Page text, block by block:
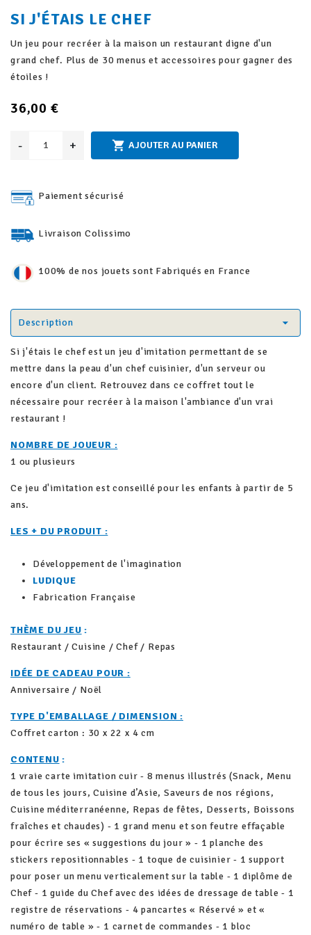
SI J'ÉTAIS LE CHEF
Un jeu pour recréer à la maison un restaurant digne d'un
grand chef. Plus de 30 menus et accessoires pour gagner des
étoiles !
36,00 €
- +  AJOUTER AU PANIER
Paiement sécurisé
Livraison Colissimo
100% de nos jouets sont Fabriqués en France
Description
Si j'étais le chef est un jeu d'imitation permettant de se
mettre dans la peau d'un chef cuisinier, d'un serveur ou
encore d'un client. Retrouvez dans ce coffret tout le
nécessaire pour recréer à la maison l'ambiance d'un vrai
restaurant !
NOMBRE DE JOUEUR :
1 ou plusieurs
Ce jeu d'imitation est conseillé pour les enfants à partir de 5
ans.
LES + DU PRODUIT :
Développement de l'imagination
LUDIQUE
Fabrication Française
THÈME DU JEU :
Restaurant / Cuisine / Chef / Repas
IDÉE DE CADEAU POUR :
Anniversaire / Noël
TYPE D'EMBALLAGE / DIMENSION :
Coffret carton : 30 x 22 x 4 cm
CONTENU :
1 vraie carte imitation cuir - 8 menus illustrés (Snack, Menu
de tous les jours, Cuisine d’Asie, Saveurs de nos régions,
Cuisine méditerranéenne, Repas de fêtes, Desserts, Boissons
fraîches et chaudes) - 1 grand menu et son feutre effaçable
pour écrire ses « suggestions du jour » - 1 planche des
stickers repositionnables - 1 toque de cuisinier - 1 support
pour poser un menu verticalement sur la table - 1 diplôme de
Chef - 1 guide du Chef avec des idées de dressage de table - 1
registre de réservations - 4 pancartes « Réservé » et «
numéro de table » - 1 carnet de commandes - 1 bloc